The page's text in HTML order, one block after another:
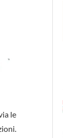
le